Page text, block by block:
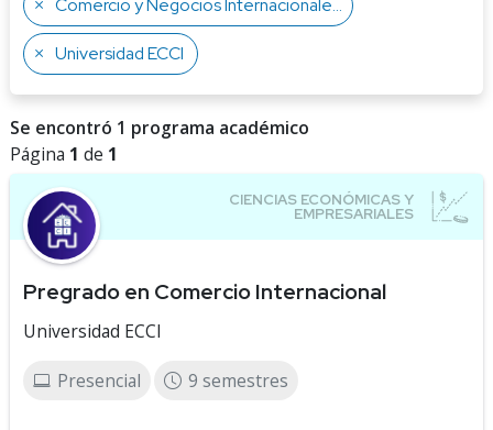
Comercio y Negocios Internacionales
Universidad ECCI
Se encontró 1 programa académico
Página 1 de 1
Pregrado en Comercio Internacional
Universidad ECCI
Presencial 9 semestres